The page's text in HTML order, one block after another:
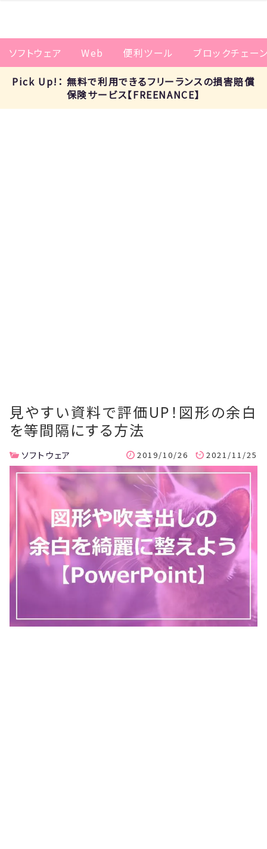
ソフトウェア Web 便利ツール
ブロックチェー
Pick Up!： 無料で利用できるフリーランスの損害賠償
保険サービス【FREENANCE】
見やすい資料で評価UP！図形の余白
を等間隔にする方法
ソフトウェア 2019/10/26 2021/11/25